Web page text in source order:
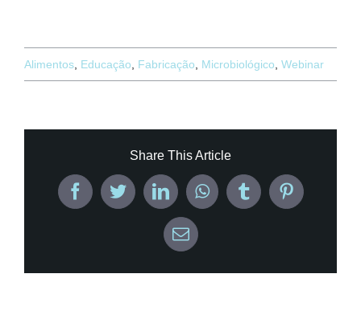
Alimentos Educação Fabricação Microbiológico Webinar
Share This Article
FacebookTwitterLinkedInWhatsApp
TumblrPinterest
Email